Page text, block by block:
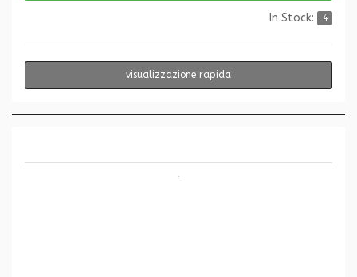
In Stock: 4
visualizzazione rapida